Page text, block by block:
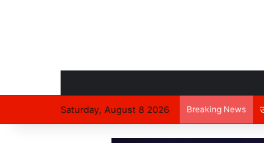
Saturday, August 8 2026 Breaking News